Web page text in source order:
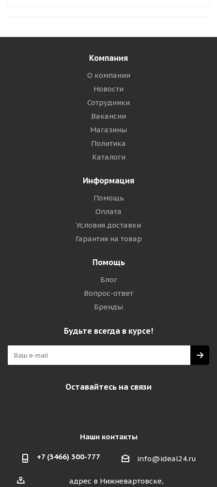
Компания
О компании
Новости
Сотрудники
Вакансии
Магазины
Политика
Каталоги
Информация
Помощь
Оплата
Условия доставки
Гарантия на товар
Помощь
Блог
Вопрос-ответ
Бренды
Будьте всегда в курсе!
Оставайтесь на связи
Наши контакты
+7 (3466) 300-777 info@ideal24.ru
адрес в Нижневартовске,